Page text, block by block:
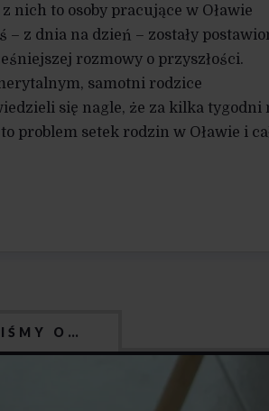
nich to osoby pracujące w Oławie
z dnia na dzień – zostały
rozmowy o przyszłości.
samotni rodzice
się nagle, że za kilka tygodni
problem setek rodzin w Oławie i
O…